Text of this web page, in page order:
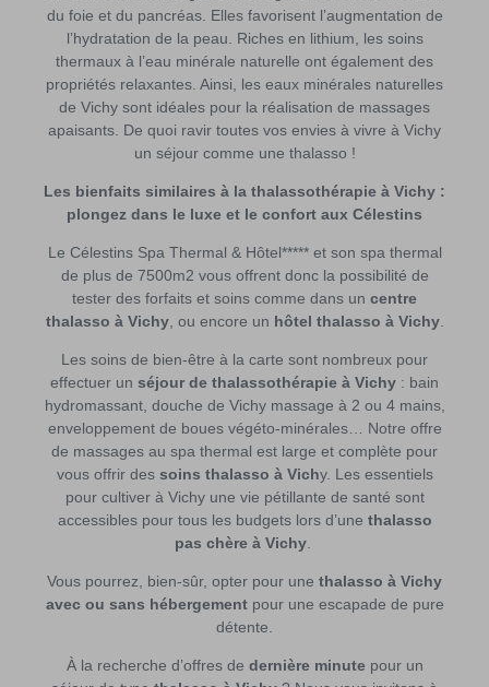
du foie et du pancréas. Elles favorisent l’augmentation de
l’hydratation de la peau. Riches en lithium, les soins
thermaux à l’eau minérale naturelle ont également des
propriétés relaxantes. Ainsi, les eaux minérales naturelles
de Vichy sont idéales pour la réalisation de massages
apaisants. De quoi ravir toutes vos envies à vivre à Vichy
un séjour comme une thalasso !
Les bienfaits similaires à la thalassothérapie à Vichy :
plongez dans le luxe et le confort aux Célestins
Le Célestins Spa Thermal & Hôtel***** et son spa thermal
de plus de 7500m2 vous offrent donc la possibilité de
tester des forfaits et soins comme dans un centre
thalasso à Vichy, ou encore un hôtel thalasso à Vichy.
Les soins de bien-être à la carte sont nombreux pour
effectuer un séjour de thalassothérapie à Vichy : bain
hydromassant, douche de Vichy massage à 2 ou 4 mains,
enveloppement de boues végéto-minérales… Notre offre
de massages au spa thermal est large et complète pour
vous offrir des soins thalasso à Vichy. Les essentiels
pour cultiver à Vichy une vie pétillante de santé sont
accessibles pour tous les budgets lors d’une thalasso
pas chère à Vichy.
Vous pourrez, bien-sûr, opter pour une thalasso à Vichy
avec ou sans hébergement pour une escapade de pure
détente.
À la recherche d’offres de dernière minutepour un